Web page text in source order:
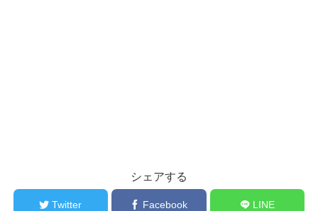
シェアする
Twitter Facebook LINE